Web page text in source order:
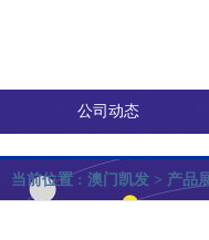
公司动态
当前位置 : 澳门凯发 > 产品